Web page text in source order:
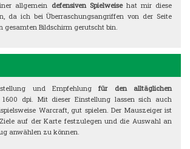
allgemein defensiven Spielweisehat mir diese
da ich bei Überraschungsangriffen von der Seite
gesamten Bildschirm gerutscht bin.
und Empfehlungfür den alltäglichen
dpi. Mit dieser Einstellung lassen sich auch
Warcraft, gut spielen. Der Mauszeiger ist
auf der Karte festzulegen und die Auswahl an
anwählen zu können.